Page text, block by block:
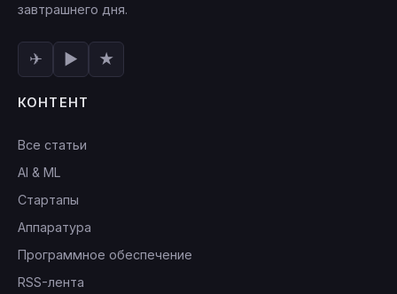
завтрашнего дня.
✈ ▶ ★
КОНТЕНТ
Все статьи
AI & ML
Стартапы
Аппаратура
Программное обеспечение
RSS-лента